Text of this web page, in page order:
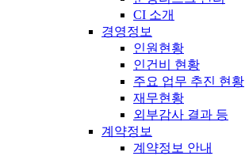
CI 소개
경영정보
인원현황
인건비 현황
주요 업무 추진 현황
재무현황
외부감사 결과 등
계약정보
계약정보 안내